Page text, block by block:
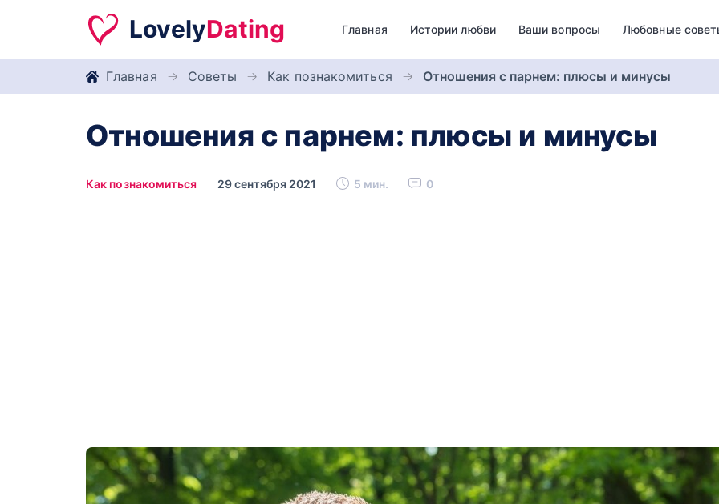
LovelyDating Главная Истории любви Ваши вопросы Любовные
Главная Советы Как познакомиться Отношения с парнем: плюсы и минусы
Отношения с парнем: плюсы и минусы
Как познакомиться 29 сентября 2021 5 мин. 0